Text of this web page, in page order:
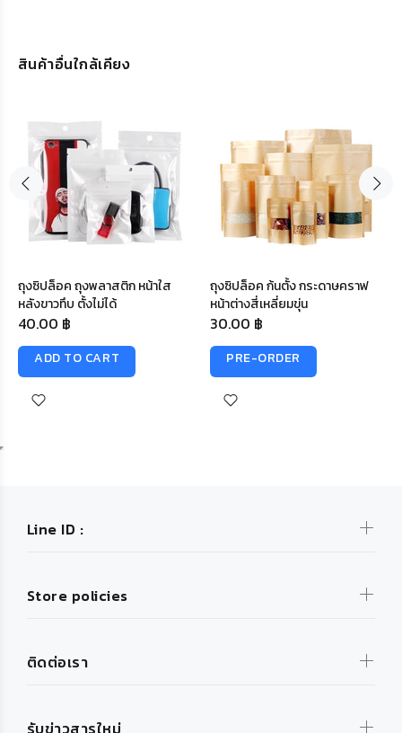
สินค้าอื่นใกล้เคียง
ถุงซิปล็อค ถุงพลาสติก หน้าใส
หลังขาวทึบ ตั้งไม่ได้
40.00 ฿
ADD TO CART
ถุงซิปล็อค ก้นตั้ง กระดาษคราฟ
หน้าต่างสี่เหลี่ยมขุ่น
30.00 ฿
PRE-ORDER
Line ID :
Store policies
ติดต่อเรา
รับข่าวสารใหม่